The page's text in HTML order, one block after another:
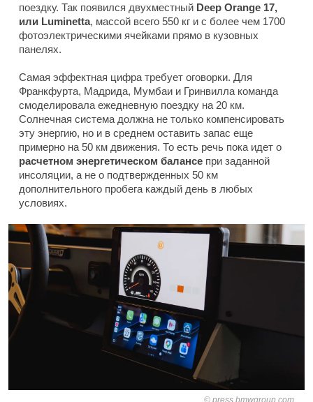
поездку. Так появился двухместный Deep Orange 17,
или Luminetta, массой всего 550 кг и с более чем 1700
фотоэлектрическими ячейками прямо в кузовных
панелях.
Самая эффектная цифра требует оговорки. Для
Франкфурта, Мадрида, Мумбаи и Гринвилла команда
смоделировала ежедневную поездку на 20 км.
Солнечная система должна не только компенсировать
эту энергию, но и в среднем оставить запас еще
примерно на 50 км движения. То есть речь пока идет о
расчетном энергетическом балансе при заданной
инсоляции, а не о подтвержденных 50 км
дополнительного пробега каждый день в любых
условиях.
press.bmwgroup.com